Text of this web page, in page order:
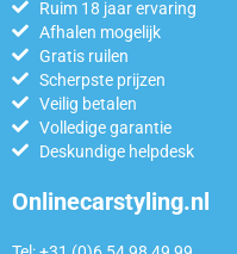
Ruim 18 jaar ervaring
Afhalen mogelijk
Gratis ruilen
Scherpste prijzen
Veilig betalen
Volledige garantie
Deskundige helpdesk
Onlinecarstyling.nl